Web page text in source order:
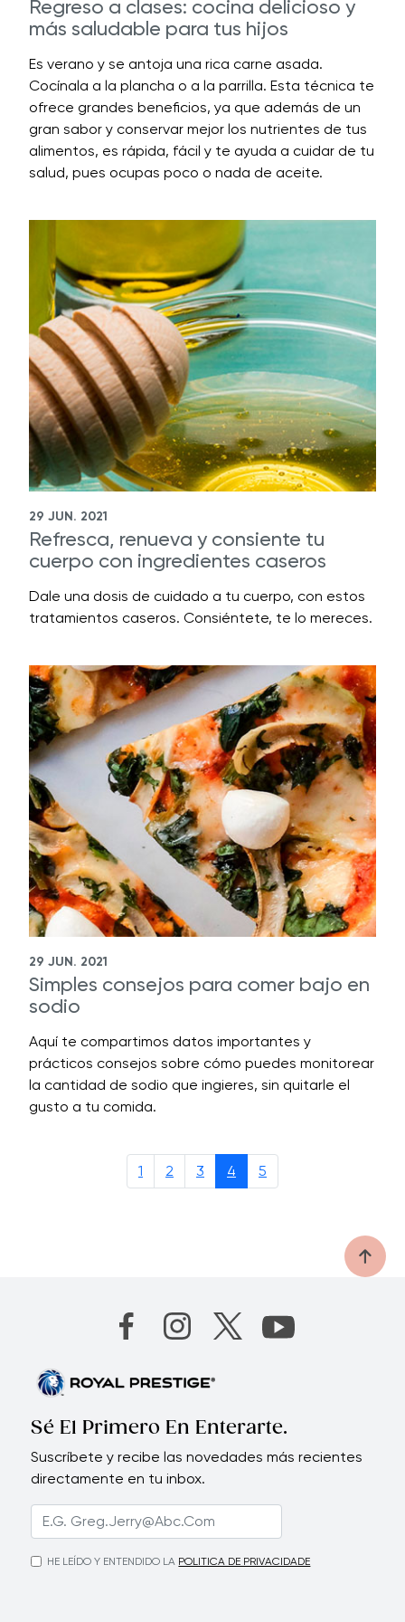
Regreso a clases: cocina delicioso y
más saludable para tus hijos
Es verano y se antoja una rica carne asada.
Cocínala a la plancha o a la parrilla. Esta técnica te
ofrece grandes beneficios, ya que además de un
gran sabor y conservar mejor los nutrientes de tus
alimentos, es rápida, fácil y te ayuda a cuidar de tu
salud, pues ocupas poco o nada de aceite.
29 JUN. 2021
Refresca, renueva y consiente tu
cuerpo con ingredientes caseros
Dale una dosis de cuidado a tu cuerpo, con estos
tratamientos caseros. Consiéntete, te lo mereces.
29 JUN. 2021
Simples consejos para comer bajo en
sodio
Aquí te compartimos datos importantes y
prácticos consejos sobre cómo puedes monitorear
la cantidad de sodio que ingieres, sin quitarle el
gusto a tu comida.
1 2 3 4 5
Sé El Primero En Enterarte.
Suscríbete y recibe las novedades más recientes
directamente en tu inbox.
HE LEÍDO Y ENTENDIDO LA POLITICA DE PRIVACIDADE